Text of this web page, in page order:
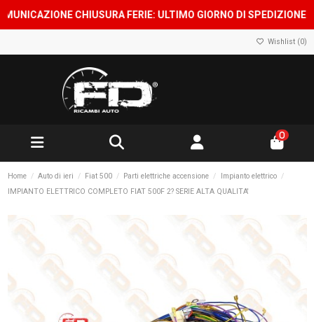
CHIUSURA FERIE: ULTIMO GIORNO DI SPEDIZIONE 7
Wishlist (0)
0
Home Auto di ieri Fiat 500 Parti elettriche accensione
Impianto elettrico
IMPIANTO ELETTRICO COMPLETO FIAT 500F 2? SERIE ALTA QUALITA'